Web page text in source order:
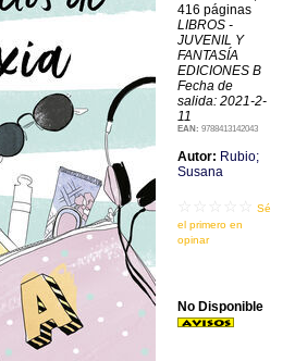
416 páginas
LIBROS -
JUVENIL Y
FANTASÍA
EDICIONES B
Fecha de
salida: 2021-2-
11
EAN: 9788413142043
Autor: Rubio;
Susana
Sé
el primero en
opinar
No Disponible